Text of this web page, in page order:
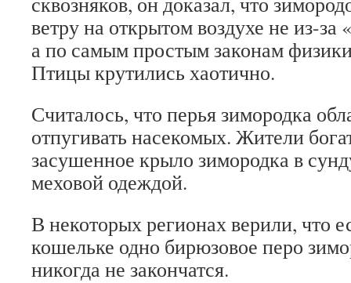
ветру на открытом воздухе не из-
а по самым простым законам
Птицы крутились хаотично.
Считалось, что перья зимородка
отпугивать насекомых. Жители
засушенное крыло зимородка в
меховой одеждой.
В некоторых регионах верили, что
кошельке одно бирюзовое перо
никогда не закончатся.